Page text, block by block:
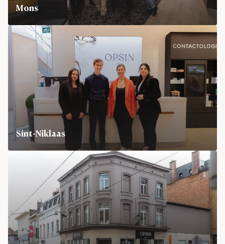
Mons
Shopping Grand Prés, Place des Grands
Sint-Niklaas
Waasland Shopping Center, Kapelstraat